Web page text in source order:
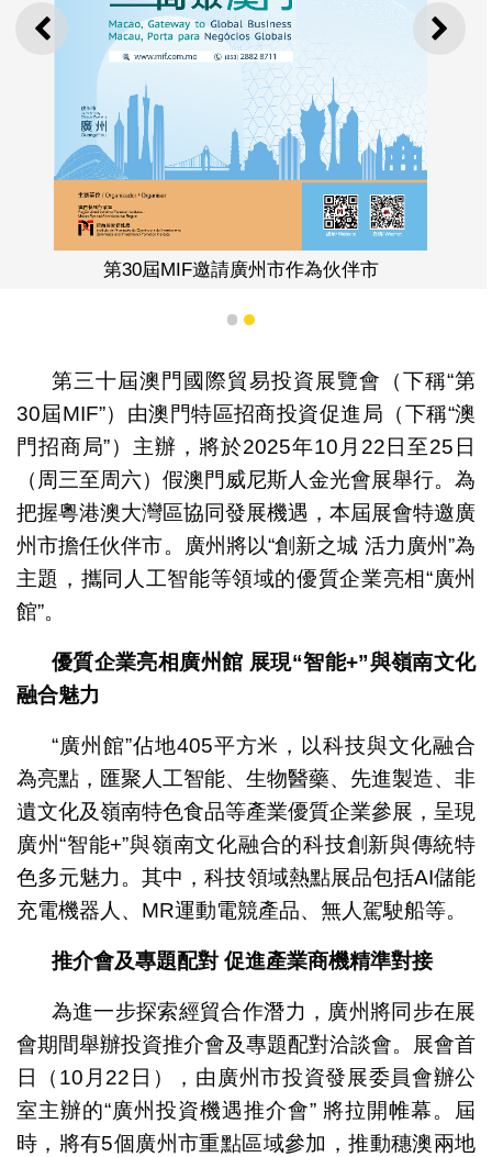
上一則 下一
1 2
第三十屆澳門國際貿易投資展覽會（下稱“第
30屆MIF”）由澳門特區招商投資促進局（下稱“澳
門招商局”）主辦，將於2025年10月22日至25日
（周三至周六）假澳門威尼斯人金光會展舉行。為
把握粵港澳大灣區協同發展機遇，本屆展會特邀廣
州市擔任伙伴市。廣州將以“創新之城 活力廣州”為
主題，攜同人工智能等領域的優質企業亮相“廣州
館”。
優質企業亮相廣州館 展現“智能+”與嶺南文化
融合魅力
“廣州館”佔地405平方米，以科技與文化融合
為亮點，匯聚人工智能、生物醫藥、先進製造、非
遺文化及嶺南特色食品等產業優質企業參展，呈現
廣州“智能+”與嶺南文化融合的科技創新與傳統特
色多元魅力。其中，科技領域熱點展品包括AI儲能
充電機器人、MR運動電競產品、無人駕駛船等。
推介會及專題配對 促進產業商機精準對接
為進一步探索經貿合作潛力，廣州將同步在展
會期間舉辦投資推介會及專題配對洽談會。展會首
日（10月22日），由廣州市投資發展委員會辦公
室主辦的“廣州投資機遇推介會” 將拉開帷幕。屆
時，將有5個廣州市重點區域參加，推動穗澳兩地